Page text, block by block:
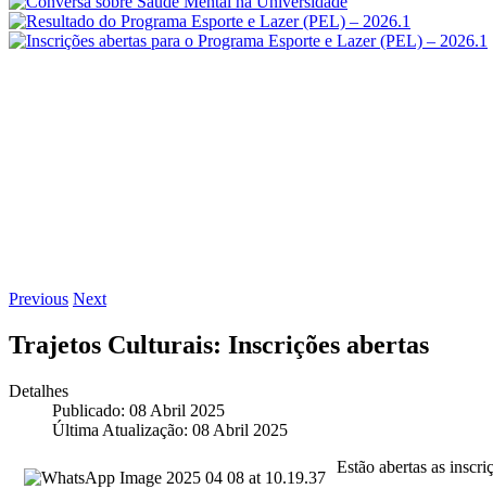
Previous Next
Trajetos Culturais: Inscrições abertas
Detalhes
Publicado: 08 Abril 2025
Última Atualização: 08 Abril 2025
Estão abertas as